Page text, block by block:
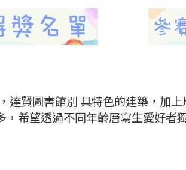
達賢圖書館別 具特色的建築，加
，希望透過不同年齡層寫生愛好